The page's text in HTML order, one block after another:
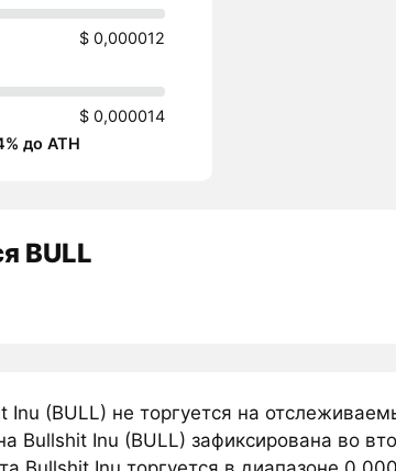
$ 0,000012
$ 0,000014
до ATH
BULL
(BULL) не торгуется на
Bullshit Inu (BULL) зафиксирована во